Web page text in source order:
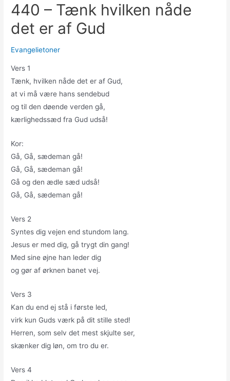
440 – Tænk hvilken nåde
det er af Gud
Evangelietoner
Vers 1
Tænk, hvilken nåde det er af Gud,
at vi må være hans sendebud
og til den døende verden gå,
kærlighedssæd fra Gud udså!
Kor:
Gå, Gå, sædeman gå!
Gå, Gå, sædeman gå!
Gå og den ædle sæd udså!
Gå, Gå, sædeman gå!
Vers 2
Syntes dig vejen end stundom lang.
Jesus er med dig, gå trygt din gang!
Med sine øjne han leder dig
og gør af ørknen banet vej.
Vers 3
Kan du end ej stå i første led,
virk kun Guds værk på dit stille sted!
Herren, som selv det mest skjulte ser,
skænker dig løn, om tro du er.
Vers 4